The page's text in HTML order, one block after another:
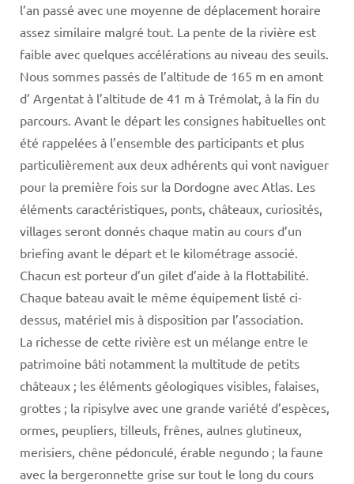
l’an passé avec une moyenne de déplacement horaire
assez similaire malgré tout. La pente de la rivière est
faible avec quelques accélérations au niveau des seuils.
Nous sommes passés de l’altitude de 165 m en amont
d’ Argentat à l’altitude de 41 m à Trémolat, à la fin du
parcours. Avant le départ les consignes habituelles ont
été rappelées à l’ensemble des participants et plus
particulièrement aux deux adhérents qui vont naviguer
pour la première fois sur la Dordogne avec Atlas. Les
éléments caractéristiques, ponts, châteaux, curiosités,
villages seront donnés chaque matin au cours d’un
briefing avant le départ et le kilométrage associé.
Chacun est porteur d’un gilet d’aide à la flottabilité.
Chaque bateau avait le même équipement listé ci-
dessus, matériel mis à disposition par l’association.
La richesse de cette rivière est un mélange entre le
patrimoine bâti notamment la multitude de petits
châteaux ; les éléments géologiques visibles, falaises,
grottes ; la ripisylve avec une grande variété d’espèces,
ormes, peupliers, tilleuls, frênes, aulnes glutineux,
merisiers, chêne pédonculé, érable negundo ; la faune
avec la bergeronnette grise sur tout le long du cours